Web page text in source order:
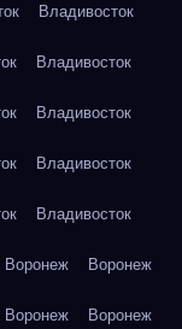
Владивосток
Владивосток
Владивосток
Владивосток
Владивосток
Воронеж Воронеж
Воронеж Воронеж